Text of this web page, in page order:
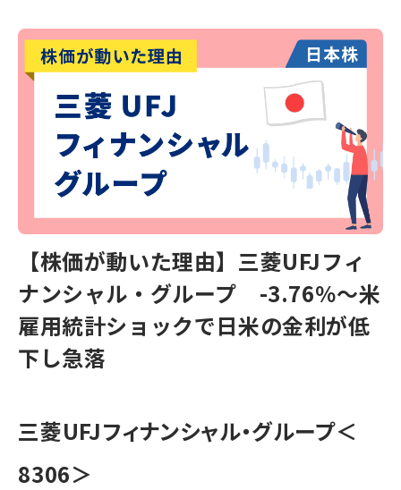
【株価が動いた理由】三菱UFJフィ
ナンシャル・グループ -3.76％～米
雇用統計ショックで日米の金利が低
下し急落
三菱UFJフィナンシャル・グループ＜
8306＞